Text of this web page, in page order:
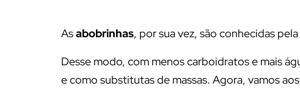
Asabobrinhas, por sua vez, são conhecidas
Desse modo, com menos carboidratos e mais
e como substitutas de massas. Agora, vamos